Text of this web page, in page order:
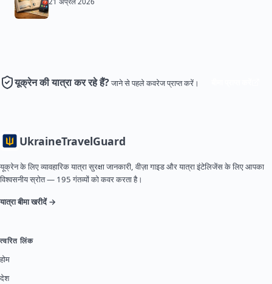
यूक्रेन की यात्रा कर रहे हैं?जाने से पहले कवरेज प्राप्त करें।
UkraineTravelGuard
यूक्रेन के लिए व्यावहारिक यात्रा सुरक्षा जानकारी, वीज़ा गाइड और यात्रा इंटेलिजेंस के लिए आपका
विश्वसनीय स्रोत — 195 गंतव्यों को कवर करता है।
यात्रा बीमा खरीदें →
त्वरित लिंक
होम
देश